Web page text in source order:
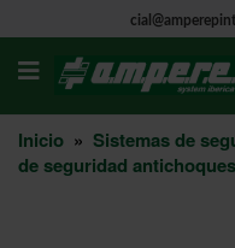
Inicio » Sistemas de
de seguridad antichoques